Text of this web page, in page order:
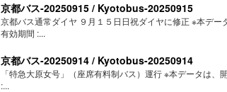
京都バス-20250915 / Kyotobus-20250915
京都バス通常ダイヤ ９月１５日日祝ダイヤに修正 ※本デー
有効期間 :...
京都バス-20250914 / Kyotobus-20250914
「特急大原女号」（座席有料制バス）運行 ※本データは
:...